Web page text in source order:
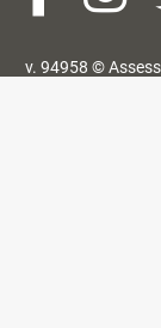
v. 94958 ©